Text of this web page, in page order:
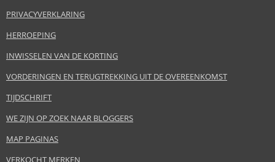
PRIVACYVERKLARING
HERROEPING
INWISSELEN VAN DE KORTING
VORDERINGEN EN TERUGTREKKING UIT DE OVEREENKOMST
TIJDSCHRIFT
WE ZIJN OP ZOEK NAAR BLOGGERS
MAP PAGINAS
VERKOCHT MERKEN